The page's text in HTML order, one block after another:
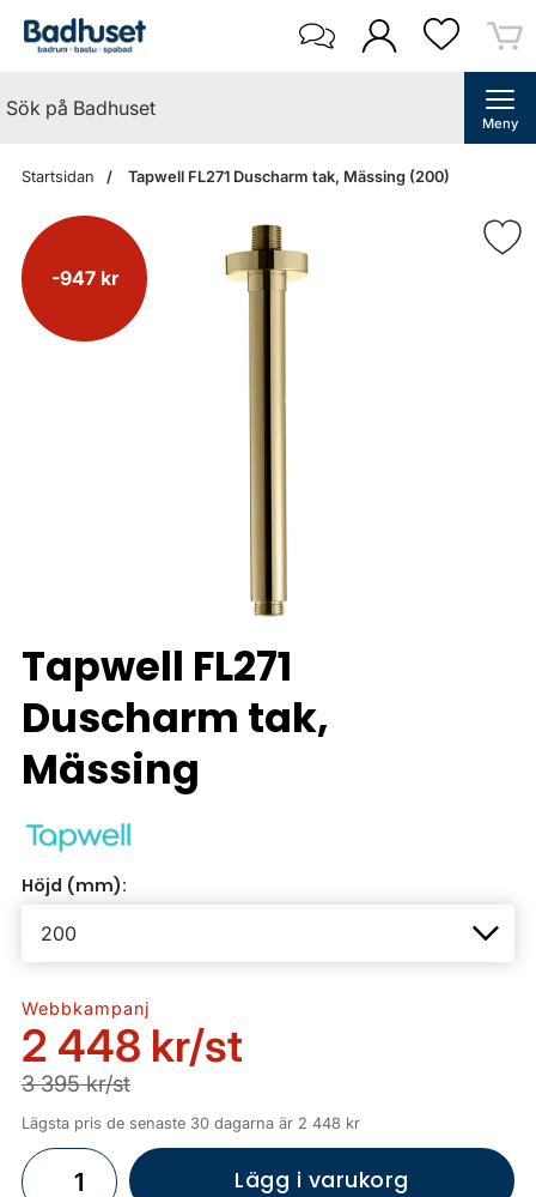
Meny
Startsidan Tapwell FL271 Duscharm tak, Mässing (200)
-947 kr
Tapwell FL271
Duscharm tak,
Mässing
Höjd (mm):
Webbkampanj
2 448 kr/st
3 395 kr/st
Lägsta pris de senaste 30 dagarna är 2 448 kr
Lägg i varukorg